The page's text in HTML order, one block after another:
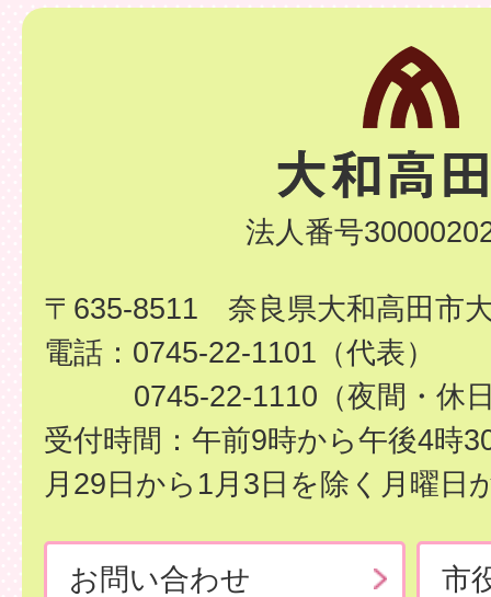
法人番号
〒635-8511 奈良県大和高田市
電話：0745-22-1101（代表）
0745-22-1110（夜間・休
受付時間：午前9時から午後4時
月29日から1月3日を除く月曜日
お問い合わせ 市